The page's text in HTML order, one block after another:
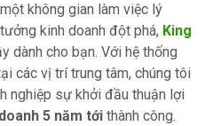
không gian làm việc lý
kinh doanh đột phá, King
dành cho bạn. Với hệ thống
các vị trí trung tâm, chúng tôi
nghiệp sự khởi đầu thuận lợi
5 năm tới thành công.